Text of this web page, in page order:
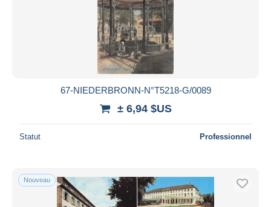
67-NIEDERBRONN-N°T5218-G/0089
± 6,94 $US
Statut Professionnel
Nouveau